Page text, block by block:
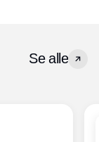
Se alle